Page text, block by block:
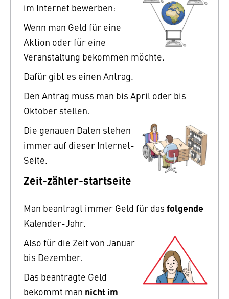
im Internet bewerben:
Wenn man Geld für eine
Aktion oder für eine
Veranstaltung bekommen möchte.
Dafür gibt es einen Antrag.
Den Antrag muss man bis April oder bis
Oktober stellen.
Die genauen Daten stehen
immer auf dieser Internet-
Seite.
Zeit-zähler-startseite
Man beantragt immer Geld für das folgende
Kalender-Jahr.
Also für die Zeit von Januar
bis Dezember.
Das beantragte Geld
bekommt man nicht im